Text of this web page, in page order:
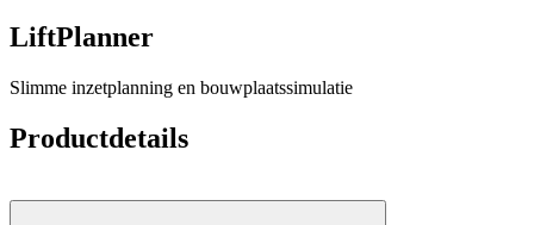
LiftPlanner
Slimme inzetplanning en bouwplaatssimulatie
Productdetails